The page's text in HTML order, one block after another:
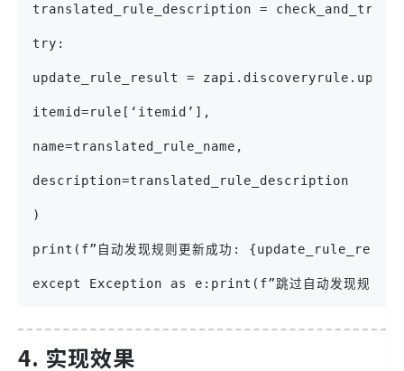
translated_rule_description =
try:
update_rule_result =
itemid=rule[‘itemid’],
name=translated_rule_name,
description=translated_rule_description
)
print(f”自动发现规则更新成功:
except Exception as e:print(f”跳过自动发现规
4. 实现效果